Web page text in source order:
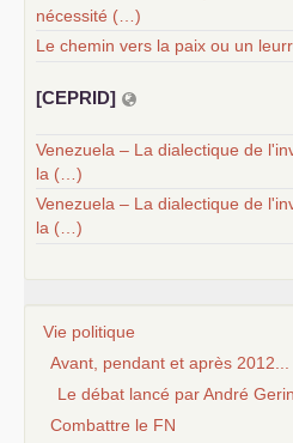
nécessité (…)
Le chemin vers la paix ou un
[CEPRID]
Venezuela – La dialectique de
la (…)
Venezuela – La dialectique de
la (…)
Vie politique
Avant, pendant et après 2012...
Le débat lancé par André Gerin
Combattre le FN